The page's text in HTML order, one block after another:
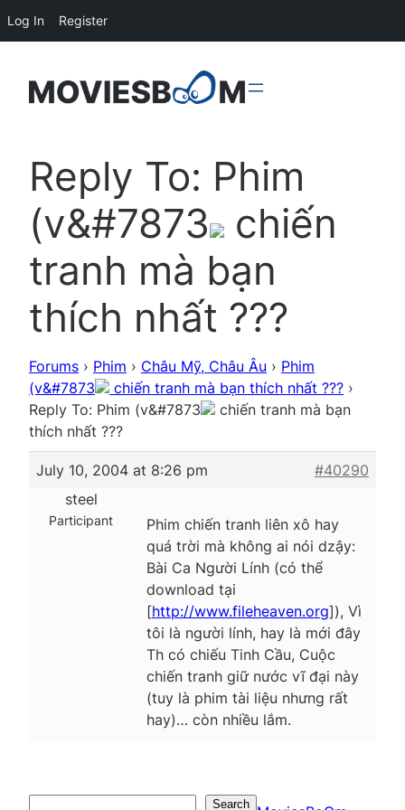
Reply To: Phim
(v&#7873
chiến
tranh mà bạn
thích nhất ???
Forums › Phim › Châu Mỹ, Châu Âu › Phim
(v&#7873
chiến tranh mà bạn thích nhất ??? ›
Reply To: Phim (v&#7873
chiến tranh mà bạn
thích nhất ???
July 10, 2004 at 8:26 pm
#40290
steel
Participant
Phim chiến tranh liên xô hay
quá trời mà không ai nói dzậy:
Bài Ca Người Lính (có thể
download tại
[http://www.fileheaven.org]), Vì
tôi là người lính, hay là mới đây
Th có chiếu Tinh Cầu, Cuộc
chiến tranh giữ nước vĩ đại này
(tuy là phim tài liệu nhưng rất
hay)… còn nhiều lắm.
Search
Log In Register